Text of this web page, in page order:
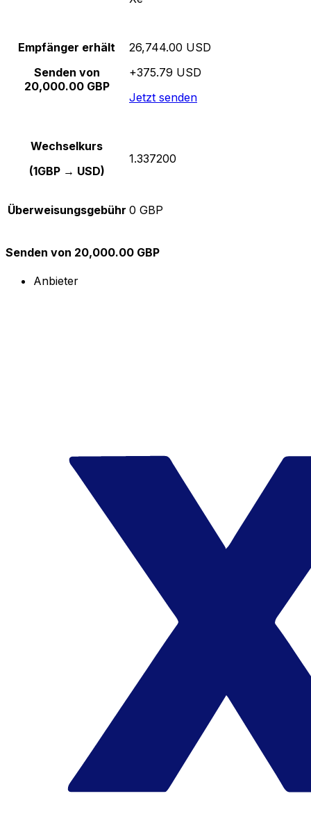
Empfänger erhält
Senden von
20,000.00 GBP
26,744.00 USD
+375.79 USD
Jetzt senden
Wechselkurs
(1GBP → USD)
1.337200
Überweisungsgebühr 0 GBP
Senden von 20,000.00 GBP
Anbieter